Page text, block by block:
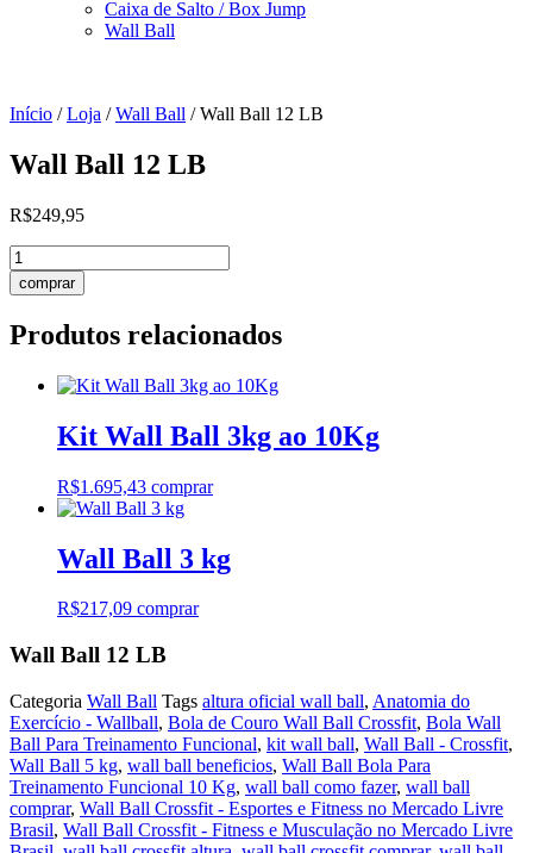
Caixa de Salto / Box Jump
Wall Ball
Início /Loja /Wall Ball / Wall Ball 12 LB
Wall Ball 12 LB
R$249,95
Wall
Ball
12
quantidade
comprar
Produtos relacionados
Kit Wall Ball 3kg ao 10Kg
R$1.695,43 comprar
Wall Ball 3 kg
R$217,09 comprar
Wall Ball 12 LB
Categoria Wall Ball Tags altura oficial wall ball, Anatomia do
Exercício - Wallball, Bola de Couro Wall Ball Crossfit, Bola Wall
Ball Para Treinamento Funcional, kit wall ball, Wall Ball - Crossfit,
Wall Ball 5 kg, wall ball beneficios, Wall Ball Bola Para
Treinamento Funcional 10 Kg, wall ball como fazer, wall ball
comprar, Wall Ball Crossfit - Esportes e Fitness no Mercado Livre
Brasil, Wall Ball Crossfit - Fitness e Musculação no Mercado Livre